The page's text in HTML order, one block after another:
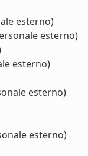
esterno)
esterno)
esterno)
esterno)
esterno)